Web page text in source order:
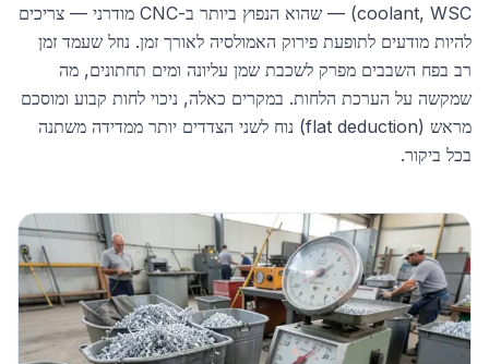
coolant, WSC) — שהוא הנפוץ ביותר ב-CNC מודרני — צריכים
להיות מודעים לתופעת פירוק האמולסיה לאורך זמן. נוזל שעמד זמן
רב בפח השבבים מפרק לשכבת שמן עליונה ומים תחתונים, מה
שמקשה על הערכת הלחות. במקרים כאלה, ניכוי לחות קבוע ומוסכם
מראש (flat deduction) נוח לשני הצדדים יותר ממדידה משתנה
בכל ביקור.